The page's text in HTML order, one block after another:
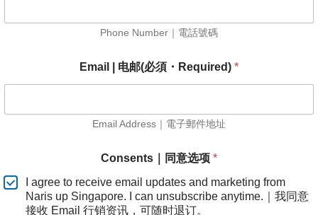
Phone Number｜電話號碼
Email | 电邮(必須・Required) *
Email Address｜電子郵件地址
邮
必
須
Consents｜同意选项 *
I agree to receive email updates and marketing from
Naris up Singapore. I can unsubscribe anytime.｜我同意
接收 Email 行销资讯，可随时退订。